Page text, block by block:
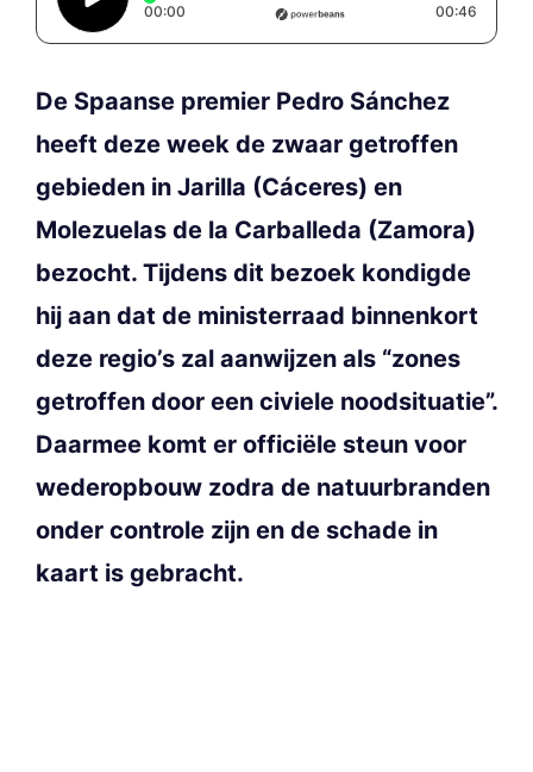
00:00 Elapsed time: 0 seconds 00:46
De Spaanse premier Pedro Sánchez
heeft deze week de zwaar getroffen
gebieden in Jarilla (Cáceres) en
Molezuelas de la Carballeda (Zamora)
bezocht. Tijdens dit bezoek kondigde
hij aan dat de ministerraad binnenkort
deze regio’s zal aanwijzen als “zones
getroffen door een civiele noodsituatie”.
Daarmee komt er officiële steun voor
wederopbouw zodra de natuurbranden
onder controle zijn en de schade in
kaart is gebracht.